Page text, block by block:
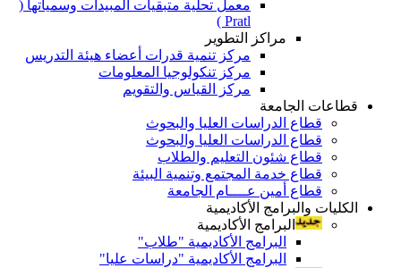
معمل تحلية متبقيات المبيدات وسمياتها (
Pratl )
مراكز التطوير
مركز تنمية قدرات أعضاء هيئة التدريس
مركز تنكولوجيا المعلومات
مركز القياس والتقويم
قطاعات الجامعة
قطاع الدراسات العليا والبحوث
قطاع الدراسات العليا والبحوث
قطاع شئون التعليم والطلاب
قطاع خدمة المجتمع وتنمية البيئة
قطاع أمين عــــام الجامعة
الكليات والبرامج الأكاديمية
البرامج الأكاديمية
البرامج الأكاديمية "طلاب"
البرامج الأكاديمية "دراسات عليا"